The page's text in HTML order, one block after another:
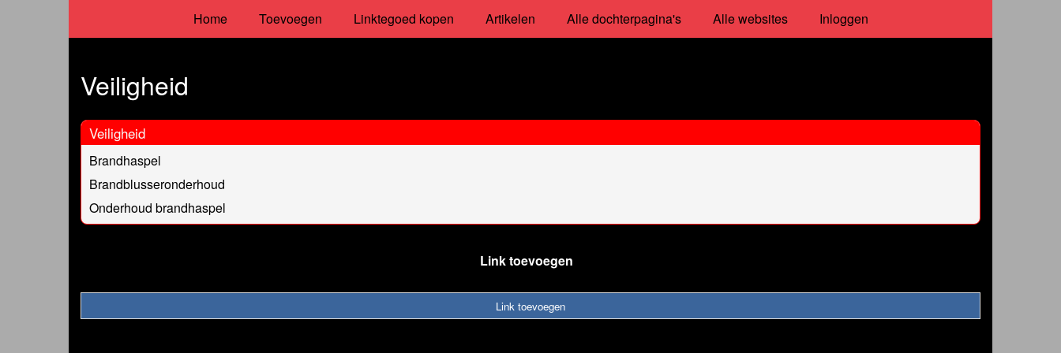
Home Toevoegen Linktegoed kopen Artikelen Alle dochterpagina's Alle websites Inloggen
Veiligheid
Veiligheid
Brandhaspel
Brandblusseronderhoud
Onderhoud brandhaspel
Link toevoegen
Link toevoegen